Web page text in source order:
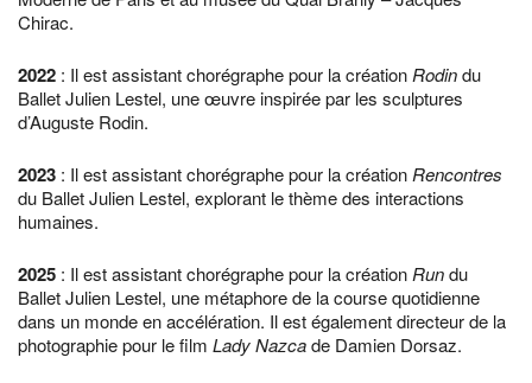
Chirac.
2022 : Il est assistant chorégraphe pour la création Rodindu
Ballet Julien Lestel, une œuvre inspirée par les sculptures
d’Auguste Rodin.
2023 : Il est assistant chorégraphe pour la création Rencontres
du Ballet Julien Lestel, explorant le thème des interactions
humaines.
2025 : Il est assistant chorégraphe pour la création Rundu
Ballet Julien Lestel, une métaphore de la course quotidienne
dans un monde en accélération. Il est également directeur de la
photographie pour le film Lady Nazcade Damien Dorsaz.